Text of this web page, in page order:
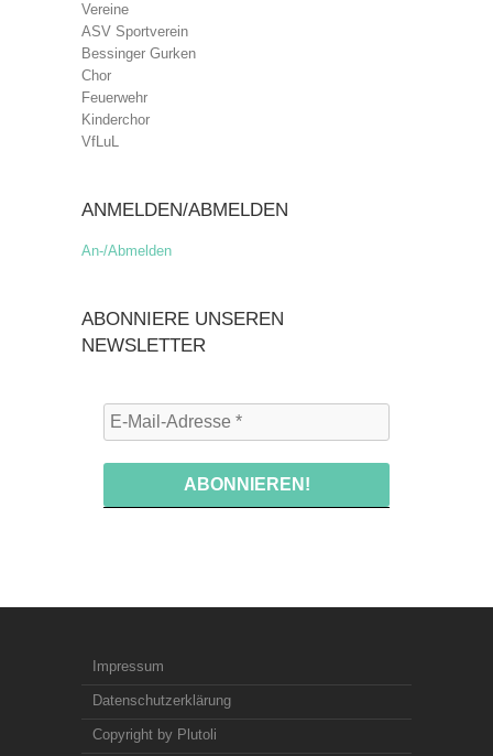
Vereine
ASV Sportverein
Bessinger Gurken
Chor
Feuerwehr
Kinderchor
VfLuL
ANMELDEN/ABMELDEN
An-/Abmelden
ABONNIERE UNSEREN
NEWSLETTER
Impressum
Datenschutzerklärung
Copyright by Plutoli